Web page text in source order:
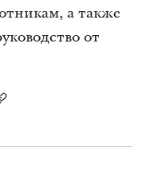
а также
от